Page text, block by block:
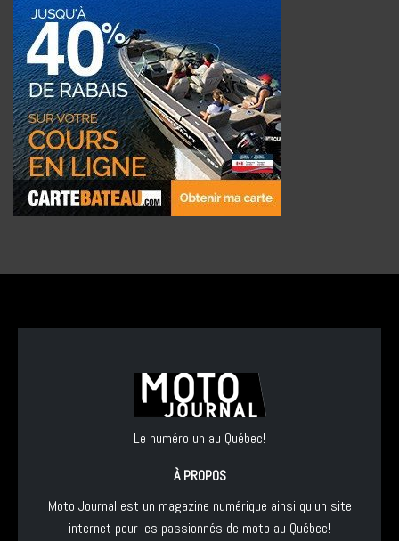
Le numéro un au Québec!
À PROPOS
Moto Journal est un magazine numérique ainsi qu'un site
internet pour les passionnés de moto au Québec!